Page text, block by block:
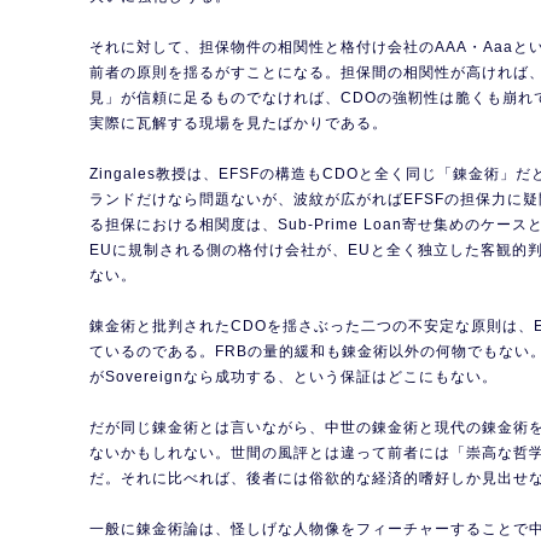
それに対して、担保物件の相関性と格付け会社のAAA・Aaaと
前者の原則を揺るがすことになる。担保間の相関性が高ければ
見」が信頼に足るものでなければ、CDOの強靭性は脆くも崩れ
実際に瓦解する現場を見たばかりである。
Zingales教授は、EFSFの構造もCDOと全く同じ「錬金術」だ
ランドだけなら問題ないが、波紋が広がればEFSFの担保力に
る担保における相関度は、Sub-Prime Loan寄せ集めのケース
EUに規制される側の格付け会社が、EUと全く独立した客観的
ない。
錬金術と批判されたCDOを揺さぶった二つの不安定な原則は、
ているのである。FRBの量的緩和も錬金術以外の何物でもない
がSovereignなら成功する、という保証はどこにもない。
だが同じ錬金術とは言いながら、中世の錬金術と現代の錬金術
ないかもしれない。世間の風評とは違って前者には「崇高な哲
だ。それに比べれば、後者には俗欲的な経済的嗜好しか見出せ
一般に錬金術論は、怪しげな人物像をフィーチャーすることで